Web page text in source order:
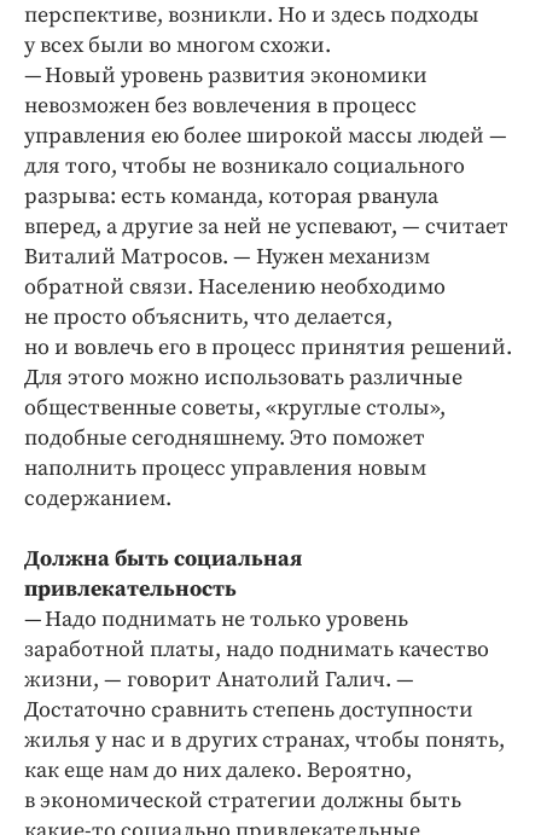
перспективе, возникли. Но и здесь подходы
у всех были во многом схожи.
— Новый уровень развития экономики
невозможен без вовлечения в процесс
управления ею более широкой массы людей —
для того, чтобы не возникало социального
разрыва: есть команда, которая рванула
вперед, а другие за ней не успевают, — считает
Виталий Матросов. — Нужен механизм
обратной связи. Населению необходимо
не просто объяснить, что делается,
но и вовлечь его в процесс принятия решений.
Для этого можно использовать различные
общественные советы, «круглые столы»,
подобные сегодняшнему. Это поможет
наполнить процесс управления новым
содержанием.
Должна быть социальная
привлекательность
— Надо поднимать не только уровень
заработной платы, надо поднимать качество
жизни, — говорит Анатолий Галич. —
Достаточно сравнить степень доступности
жилья у нас и в других странах, чтобы понять,
как еще нам до них далеко. Вероятно,
в экономической стратегии должны быть